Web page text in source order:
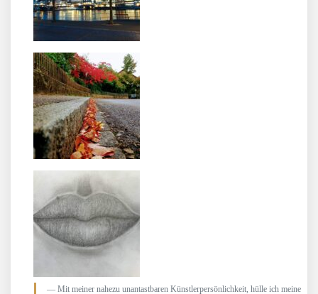
Mit meiner nahezu unantastbaren Künstlerpersönlichkeit, hülle ich meine